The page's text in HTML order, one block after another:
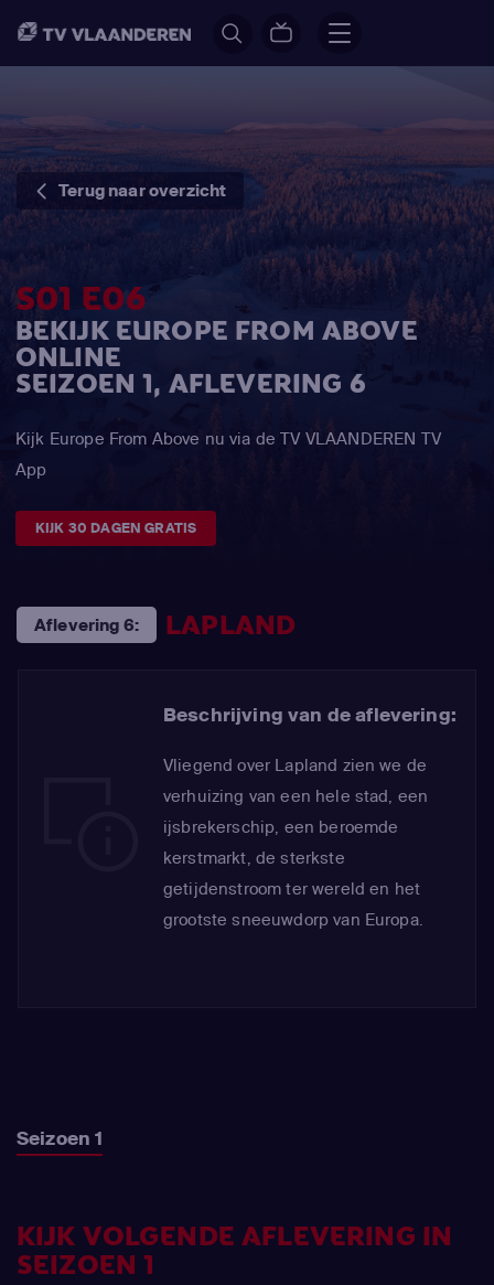
Terug naar overzicht
S01 E06
BEKIJK EUROPE FROM ABOVE
ONLINE
SEIZOEN 1, AFLEVERING 6
Kijk Europe From Above nu via de TV VLAANDEREN TV
App
KIJK 30 DAGEN GRATIS
Aflevering 6: LAPLAND
Beschrijving van de aflevering:
Vliegend over Lapland zien we de
verhuizing van een hele stad, een
ijsbrekerschip, een beroemde
kerstmarkt, de sterkste
getijdenstroom ter wereld en het
grootste sneeuwdorp van Europa.
Seizoen 1
KIJK VOLGENDE AFLEVERING IN
SEIZOEN 1